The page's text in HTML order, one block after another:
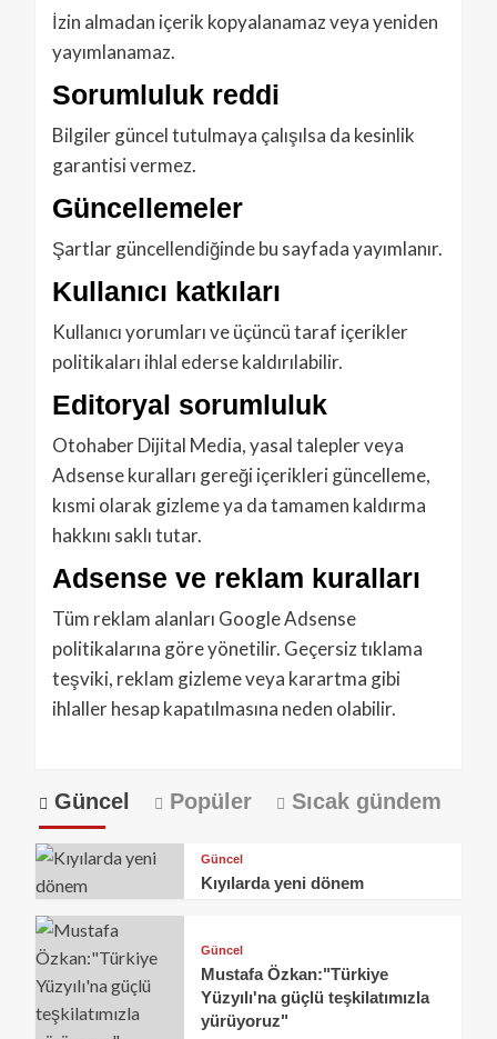
İzin almadan içerik kopyalanamaz veya yeniden
yayımlanamaz.
Sorumluluk reddi
Bilgiler güncel tutulmaya çalışılsa da kesinlik
garantisi vermez.
Güncellemeler
Şartlar güncellendiğinde bu sayfada yayımlanır.
Kullanıcı katkıları
Kullanıcı yorumları ve üçüncü taraf içerikler
politikaları ihlal ederse kaldırılabilir.
Editoryal sorumluluk
Otohaber Dijital Media, yasal talepler veya
Adsense kuralları gereği içerikleri güncelleme,
kısmi olarak gizleme ya da tamamen kaldırma
hakkını saklı tutar.
Adsense ve reklam kuralları
Tüm reklam alanları Google Adsense
politikalarına göre yönetilir. Geçersiz tıklama
teşviki, reklam gizleme veya karartma gibi
ihlaller hesap kapatılmasına neden olabilir.
Güncel Popüler Sıcak gündem
Güncel
Kıyılarda yeni dönem
Güncel
Mustafa Özkan:"Türkiye
Yüzyılı'na güçlü teşkilatımızla
yürüyoruz"